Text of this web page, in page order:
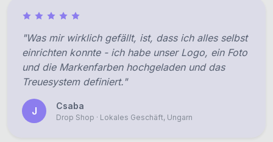
"Was mir wirklich gefällt, ist, dass ich alles selbst
einrichten konnte - ich habe unser Logo, ein Foto
und die Markenfarben hochgeladen und das
Treuesystem definiert."
J Csaba
Drop Shop · Lokales Geschäft, Ungarn